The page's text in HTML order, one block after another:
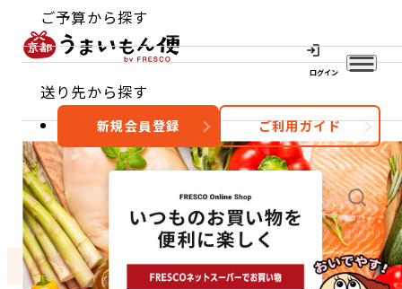
ログイン
ご予算から探す
送り先から探す
新規会員登録 ご利用ガイド
おすすめ 特集 カテゴリー